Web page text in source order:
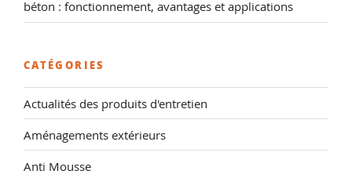
béton : fonctionnement, avantages et applications
CATÉGORIES
Actualités des produits d'entretien
Aménagements extérieurs
Anti Mousse